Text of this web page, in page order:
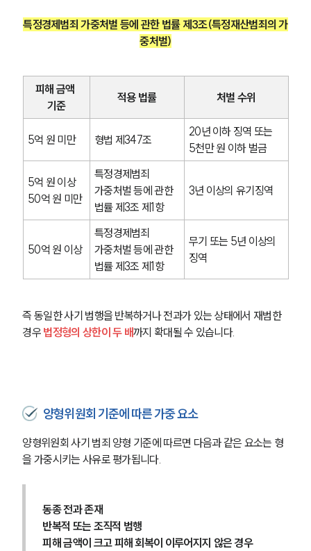
특정경제범죄 가중처벌 등에 관한 법률 제3조(특정재산범죄의 가
중처벌)
피해 금액
기준
적용 법률 처벌 수위
5억 원 미만 형법 제347조
20년 이하 징역 또는
5천만 원 이하 벌금
5억 원 이상
50억 원 미만
특정경제범죄
가중처벌 등에 관한
법률 제3조 제1항
3년 이상의 유기징역
50억 원 이상
특정경제범죄
가중처벌 등에 관한
법률 제3조 제1항
무기 또는 5년 이상의
징역
즉 동일한 사기 범행을 반복하거나 전과가 있는 상태에서 재범한
경우 법정형의 상한이 두 배까지 확대될 수 있습니다.
양형위원회 기준에 따른 가중 요소
양형위원회 사기 범죄 양형 기준에 따르면 다음과 같은 요소는 형
을 가중시키는 사유로 평가됩니다.
동종 전과 존재
반복적 또는 조직적 범행
피해 금액이 크고 피해 회복이 이루어지지 않은 경우